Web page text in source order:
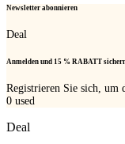
Newsletter abonnieren
Deal
Anmelden und 15 % RABATT
Registrieren Sie sich, um
0 used
Deal